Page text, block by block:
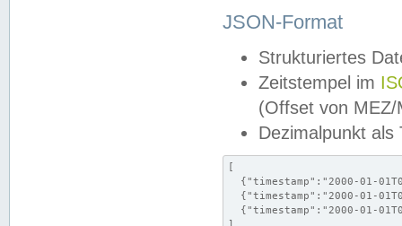
JSON-Format
Strukturiertes
Zeitstempel im
(Offset von MEZ/
Dezimalpunkt als
[
{"timestamp":"2000-01-
{"timestamp":"2000-01-
{"timestamp":"2000-01-